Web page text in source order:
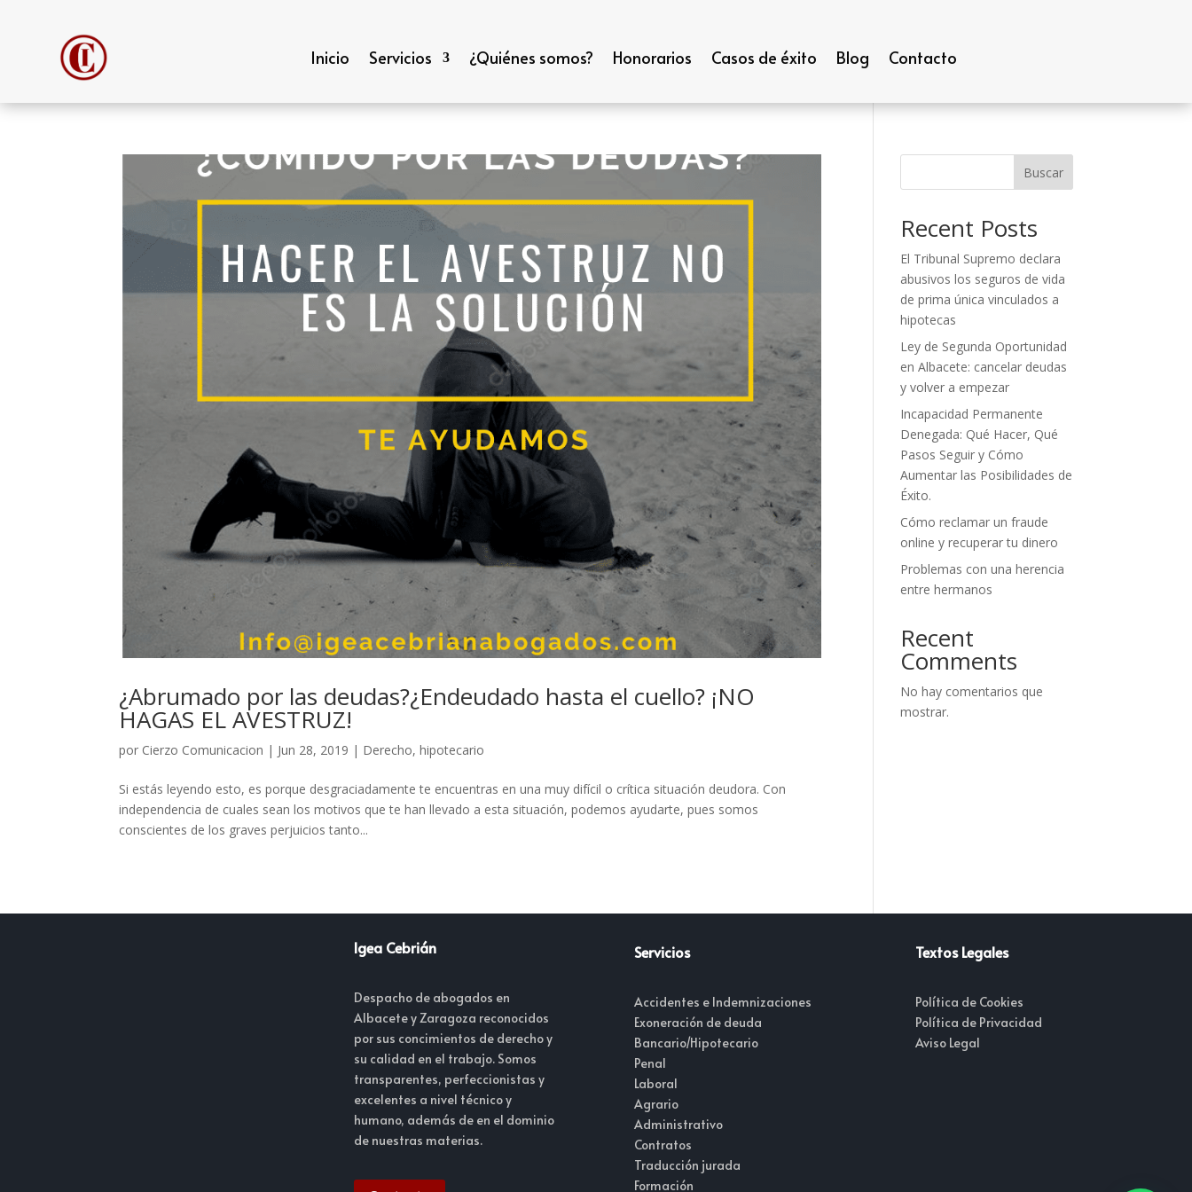
Inicio Servicios ¿Quiénes somos? Honorarios Casos de éxito Blog Contacto
¿Abrumado por las deudas?¿Endeudado hasta el cuello? ¡NO
HAGAS EL AVESTRUZ!
por Cierzo Comunicacion | Jun 28, 2019 | Derecho,hipotecario
Si estás leyendo esto, es porque desgraciadamente te encuentras en una muy difícil o crítica situación deudora. Con
independencia de cuales sean los motivos que te han llevado a esta situación, podemos ayudarte, pues somos
conscientes de los graves perjuicios tanto...
Buscar
Recent Posts
El Tribunal Supremo declara
abusivos los seguros de vida
de prima única vinculados a
hipotecas
Ley de Segunda Oportunidad
en Albacete: cancelar deudas
y volver a empezar
Incapacidad Permanente
Denegada: Qué Hacer, Qué
Pasos Seguir y Cómo
Aumentar las Posibilidades de
Éxito.
Cómo reclamar un fraude
online y recuperar tu dinero
Problemas con una herencia
entre hermanos
Recent
Comments
No hay comentarios que
mostrar.
Igea Cebrián
Despacho de abogados en
Albacete y Zaragoza reconocidos
por sus concimientos de derecho y
su calidad en el trabajo. Somos
transparentes, perfeccionistas y
excelentes a nivel técnico y
humano, además de en el dominio
de nuestras materias.
Servicios
Accidentes e Indemnizaciones
Exoneración de deuda
Bancario/Hipotecario
Penal
Laboral
Agrario
Administrativo
Contratos
Traducción jurada
Formación
Textos Legales
Política de Cookies
Política de Privacidad
Aviso Legal